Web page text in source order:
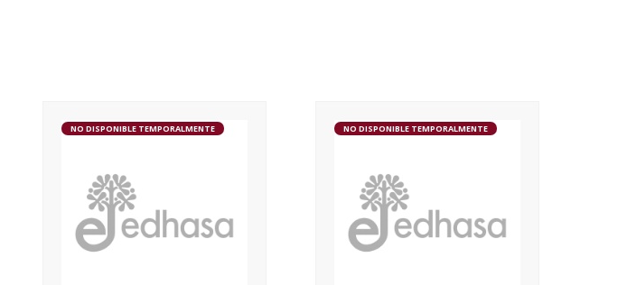
NO DISPONIBLE TEMPORALMENTE NO DISPONIBLE TEMPORALMENTE